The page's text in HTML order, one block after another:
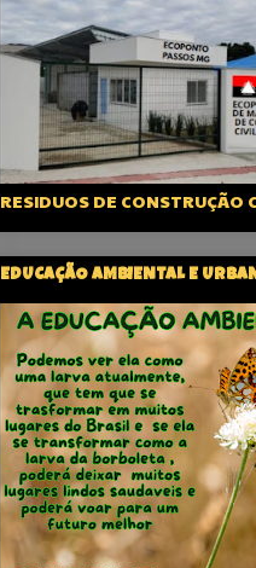
RESIDUOS DE CONSTRUÇÃO
EDUCAÇÃO AMBIENTAL E